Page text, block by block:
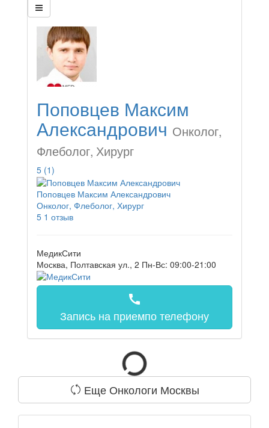
Поповцев Максим
Александрович Онколог,
Флеболог, Хирург
5 (1)
Поповцев Максим Александрович
Онколог, Флеболог, Хирург
5 1 отзыв
МедикСити
Москва, Полтавская ул., 2 Пн-Вс: 09:00-21:00
call
Запись на приемпо телефону
Еще Онкологи Москвы